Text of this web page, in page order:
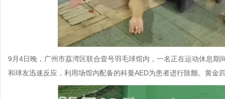
9月4日晚，广州市荔湾区联合壹号羽毛球馆内，一名正在运动休息
和球友迅速反应，利用场馆内配备的科曼AED为患者进行除颤。黄金